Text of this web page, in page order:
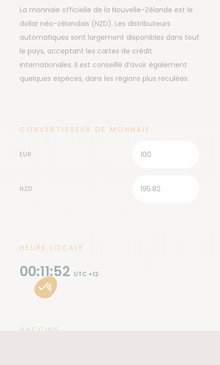
La monnaie officielle de la Nouvelle-Zélande est le
dollar néo-zélandais (NZD). Les distributeurs
automatiques sont largement disponibles dans tout
le pays, acceptant les cartes de crédit
internationales. Il est conseillé d’avoir également
quelques espèces, dans les régions plus reculées.
CONVERTISSEUR DE MONNAIE
EUR
NZD
HEURE LOCALE
00:11:54 UTC +12
VACCINS